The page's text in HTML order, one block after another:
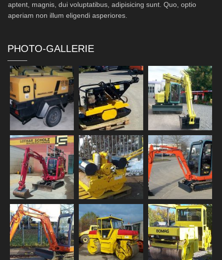
aptent, magnis, dui voluptatibus, adipisicing sunt. Quo, optio
aperiam non illum eligendi asperiores.
PHOTO-GALLERIE